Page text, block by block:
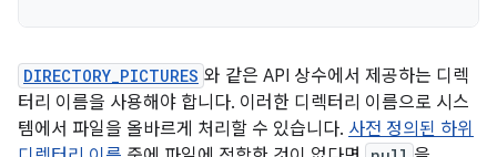
DIRECTORY_PICTURES 와 같은 API 상수에서 제공하는 디렉
터리 이름을 사용해야 합니다. 이러한 디렉터리 이름으로 시스
템에서 파일을 올바르게 처리할 수 있습니다. 사전 정의된 하위